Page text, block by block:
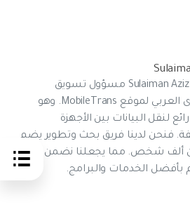
معكم Sulaiman Aziz مسؤول تسويق
المحتوى العربي لموقع MobileTrans. وهو
لنقل البيانات بين الأجهزة
فنحن لدينا فريق بحث وتطوير يضم
ألف شخص. مما يجعلنا نضمن
بأفضل الخدمات والبرامج.